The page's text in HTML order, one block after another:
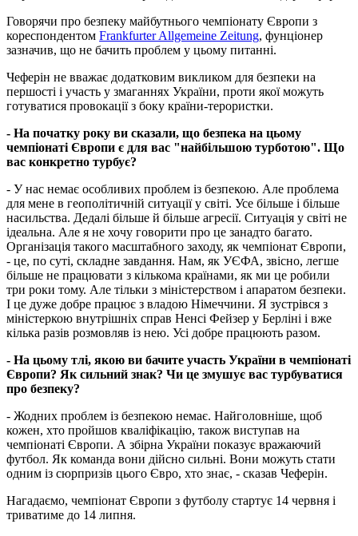
Говорячи про безпеку майбутнього чемпіонату Європи з
кореспондентом Frankfurter Allgemeine Zeitung, фунціонер
зазначив, що не бачить проблем у цьому питанні.
Чеферін не вважає додатковим викликом для безпеки на
першості і участь у змаганнях України, проти якої можуть
готуватися провокації з боку країни-терористки.
- На початку року ви сказали, що безпека на цьому
чемпіонаті Європи є для вас "найбільшою турботою". Що
вас конкретно турбує?
- У нас немає особливих проблем із безпекою. Але проблема
для мене в геополітичній ситуації у світі. Усе більше і більше
насильства. Дедалі більше й більше агресії. Ситуація у світі не
ідеальна. Але я не хочу говорити про це занадто багато.
Організація такого масштабного заходу, як чемпіонат Європи,
- це, по суті, складне завдання. Нам, як УЄФА, звісно, легше
більше не працювати з кількома країнами, як ми це робили
три роки тому. Але тільки з міністерством і апаратом безпеки.
І це дуже добре працює з владою Німеччини. Я зустрівся з
міністеркою внутрішніх справ Ненсі Фейзер у Берліні і вже
кілька разів розмовляв із нею. Усі добре працюють разом.
- На цьому тлі, якою ви бачите участь України в чемпіонаті
Європи? Як сильний знак? Чи це змушує вас турбуватися
про безпеку?
- Жодних проблем із безпекою немає. Найголовніше, щоб
кожен, хто пройшов кваліфікацію, також виступав на
чемпіонаті Європи. А збірна України показує вражаючий
футбол. Як команда вони дійсно сильні. Вони можуть стати
одним із сюрпризів цього Євро, хто знає, - сказав Чеферін.
Нагадаємо, чемпіонат Європи з футболу стартує 14 червня і
триватиме до 14 липня.